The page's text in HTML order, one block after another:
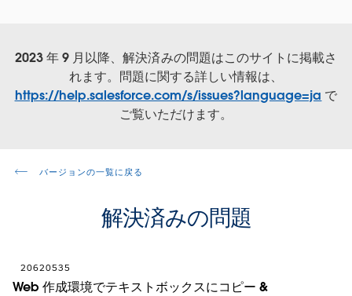
2023 年 9 月以降、解決済みの問題はこのサイトに掲載さ
れます。問題に関する詳しい情報は、
https://help.salesforce.com/s/issues?language=ja で
ご覧いただけます。
バージョンの一覧に戻る
解決済みの問題
20620535
Web 作成環境でテキストボックスにコピー &